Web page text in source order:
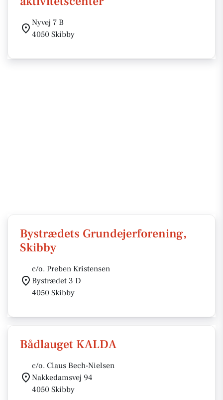
Nyvej 7 B
4050 Skibby
Bystrædets Grundejerforening,
Skibby
c/o. Preben Kristensen
Bystrædet 3 D
4050 Skibby
Bådlauget KALDA
c/o. Claus Bech-Nielsen
Nakkedamsvej 94
4050 Skibby